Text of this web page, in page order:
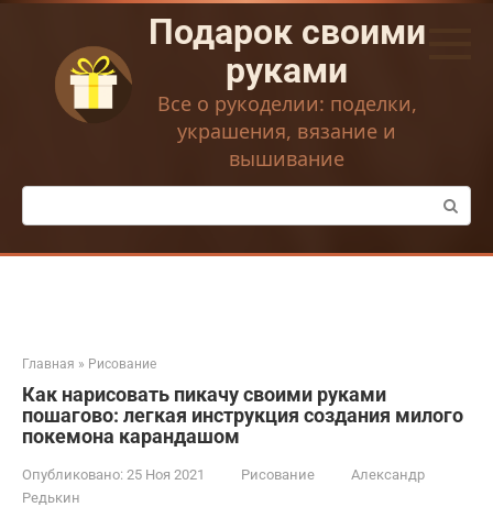
Перейти
контенту
Подарок своими
руками
Все о рукоделии: поделки,
украшения, вязание и
вышивание
Поиск:
Главная » Рисование
Как нарисовать пикачу своими руками
пошагово: легкая инструкция создания милого
покемона карандашом
Опубликовано: 25 Ноя 2021 Рисование
Александр
Редькин